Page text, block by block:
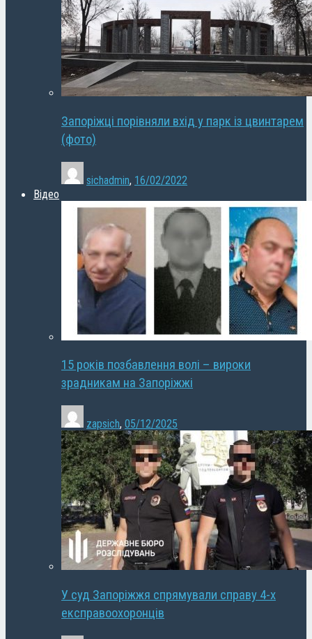
Запоріжці порівняли вхід у парк із цвинтарем
(фото)
sichadmin, 16/02/2022
Відео
15 років позбавлення волі – вироки
зрадникам на Запоріжжі
zapsich, 05/12/2025
У суд Запоріжжя спрямували справу 4-х
експравоохоронців